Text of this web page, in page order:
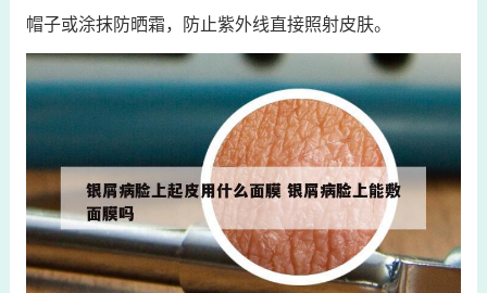
帽子或涂抹防晒霜，防止紫外线直接照射皮肤。